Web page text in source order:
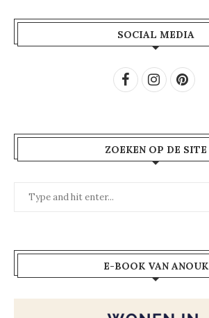
SOCIAL MEDIA
ZOEKEN OP DE SITE
E-BOOK VAN ANOUK